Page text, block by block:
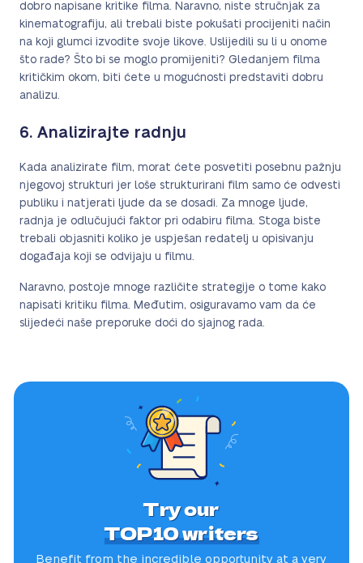
dobro napisane kritike filma. Naravno, niste stručnjak za
kinematografiju, ali trebali biste pokušati procijeniti način
na koji glumci izvodite svoje likove. Uslijedili su li u onome
što rade? Što bi se moglo promijeniti? Gledanjem filma
kritičkim okom, biti ćete u mogućnosti predstaviti dobru
analizu.
6. Analizirajte radnju
Kada analizirate film, morat ćete posvetiti posebnu pažnju
njegovoj strukturi jer loše strukturirani film samo će odvesti
publiku i natjerati ljude da se dosadi. Za mnoge ljude,
radnja je odlučujući faktor pri odabiru filma. Stoga biste
trebali objasniti koliko je uspješan redatelj u opisivanju
događaja koji se odvijaju u filmu.
Naravno, postoje mnoge različite strategije o tome kako
napisati kritiku filma. Međutim, osiguravamo vam da će
slijedeći naše preporuke doći do sjajnog rada.
Try our
TOP10 writers
Benefit from the incredible opportunity at a very